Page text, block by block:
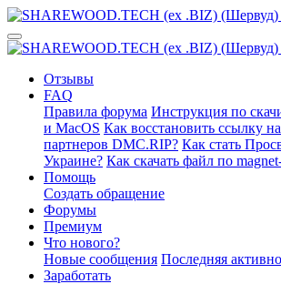
Отзывы
FAQ
Правила форума Инструкция по
и MacOS Как восстановить ссылку
партнеров DMC.RIP? Как стать
Украине? Как скачать файл по
Помощь
Создать обращение
Форумы
Премиум
Что нового?
Новые сообщения Последняя
Заработать